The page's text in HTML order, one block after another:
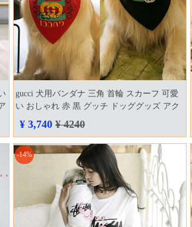
gucci 犬用バンダナ 三角 首輪 スカーフ 可愛
い おしゃれ 赤 黒 グッチ ドッググッズ アク
セサリー ペット用品 人気 飾り パロディー
猫アクセサリー
¥ 3,740 ¥ 4240
-14%